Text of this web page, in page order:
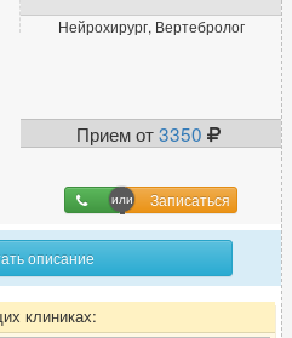
Нейрохирург, Вертебролог
Прием от3350
Записаться
описание
клиниках: